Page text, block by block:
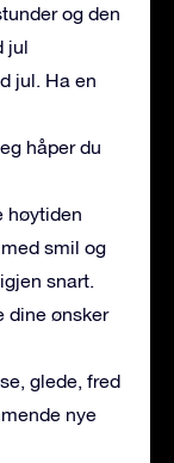
og den
jul
jul. Ha en
håper du
høytiden
smil og
snart.
dine ønsker
glede, fred
nye